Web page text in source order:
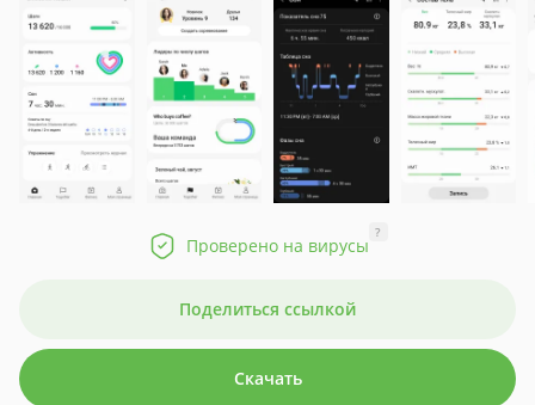
Проверено на вирусы
?
Поделиться ссылкой
Скачать